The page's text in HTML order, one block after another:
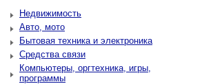
Недвижимость
Авто, мото
Бытовая техника и электроника
Средства связи
Компьютеры, оргтехника, игры,
программы